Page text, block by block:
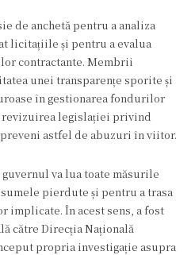
de anchetă pentru a analiza
licitațiile și pentru a evalua
contractante. Membrii
unei transparențe sporite și
în gestionarea fondurilor
legislației privind
astfel de abuzuri în viitor.
va lua toate măsurile
pierdute și pentru a trasa
implicate. În acest sens, a fost
către Direcția Națională
propria investigație asupra